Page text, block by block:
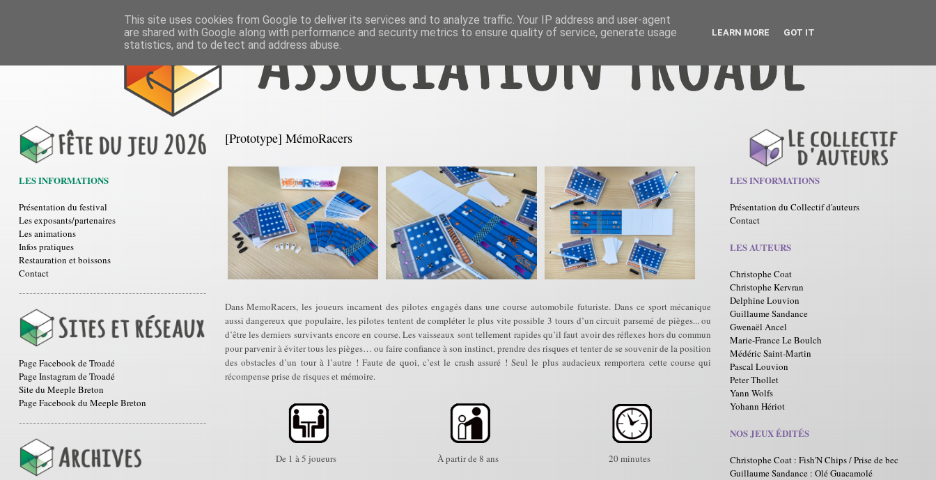
LES INFORMATIONS
Présentation du festival
Les exposants/partenaires
Les animations
Infos pratiques
Restauration et boissons
Contact
Page Facebook de Troadé
Page Instagram de Troadé
Site du Meeple Breton
Page Facebook du Meeple Breton
[Prototype] MémoRacers
Dans MemoRacers, les joueurs incarnent des pilotes engagés dans une course automobile futuriste. Dans ce sport mécanique
aussi dangereux que populaire, les pilotes tentent de compléter le plus vite possible 3 tours d’un circuit parsemé de pièges... ou
d’être les derniers survivants encore en course. Les vaisseaux sont tellement rapides qu’il faut avoir des réflexes hors du commun
pour parvenir à éviter tous les pièges… ou faire confiance à son instinct, prendre des risques et tenter de se souvenir de la position
des obstacles d’un tour à l’autre ! Faute de quoi, c’est le crash assuré ! Seul le plus audacieux remportera cette course qui
récompense prise de risques et mémoire.
De 1 à 5 joueurs À partir de 8 ans 20 minutes
LES INFORMATIONS
Présentation du Collectif d'auteurs
Contact
LES AUTEURS
Christophe Coat
Christophe Kervran
Delphine Louvion
Guillaume Sandance
Gwenaël Ancel
Marie-France Le Boulch
Médéric Saint-Martin
Pascal Louvion
Peter Thollet
Yann Wolfs
Yohann Hériot
NOS JEUX ÉDITÉS
Christophe Coat : Fish'N Chips / Prise de bec
Guillaume Sandance : Olé Guacamolé
This site uses cookies from Google to deliver its services and to analyze traffic. Your IP address and user-agent
are shared with Google along with performance and security metrics to ensure quality of service, generate usage
statistics, and to detect and address abuse.
LEARN MORE GOT IT